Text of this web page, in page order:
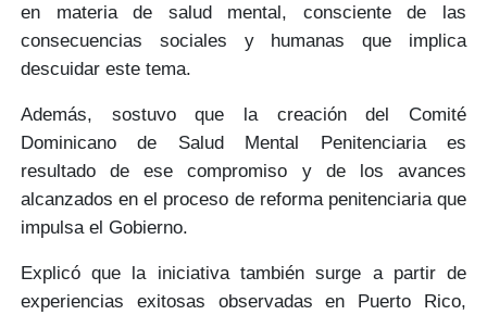
en materia de salud mental, consciente de las
consecuencias sociales y humanas que implica
descuidar este tema.
Además, sostuvo que la creación del Comité
Dominicano de Salud Mental Penitenciaria es
resultado de ese compromiso y de los avances
alcanzados en el proceso de reforma penitenciariaque
impulsa el Gobierno.
Explicó que la iniciativa también surge a partir de
experiencias exitosas observadas en Puerto Rico,